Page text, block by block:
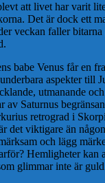
att livet har varit
Det är dock ett
veckan faller
babe Venus får en
aspekter till
utmanande
av Saturnus
retrograd i
det viktigare än
och lägg
Hemligheter kan
glimmar inte är